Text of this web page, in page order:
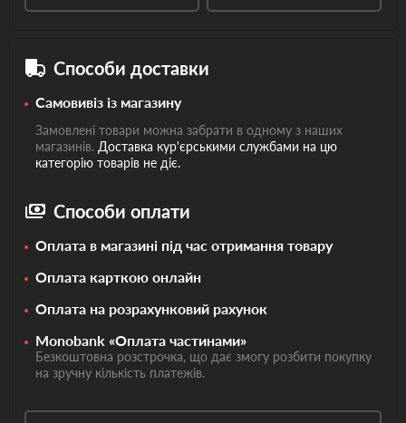
Способи доставки
Самовивіз із магазину
Замовлені товари можна забрати в одному з наших
магазинів. Доставка кур'єрськими службами на цю
категорію товарів не діє.
Способи оплати
Оплата в магазині під час отримання товару
Оплата карткою онлайн
Оплата на розрахунковий рахунок
Monobank «Оплата частинами»
Безкоштовна розстрочка, що дає змогу розбити покупку
на зручну кількість платежів.